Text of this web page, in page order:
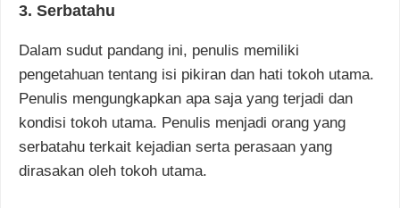
3. Serbatahu
Dalam sudut pandang ini, penulis memiliki
pengetahuan tentang isi pikiran dan hati tokoh utama.
Penulis mengungkapkan apa saja yang terjadi dan
kondisi tokoh utama. Penulis menjadi orang yang
serbatahu terkait kejadian serta perasaan yang
dirasakan oleh tokoh utama.